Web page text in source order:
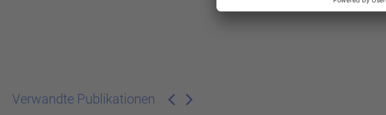
Verwandte Publikationen